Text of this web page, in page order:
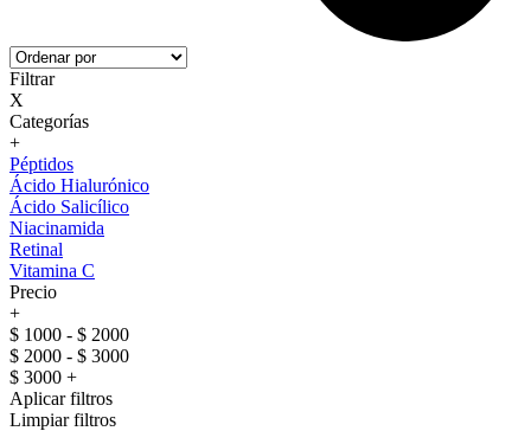
Filtrar
X
Categorías
+
Péptidos
Ácido Hialurónico
Ácido Salicílico
Niacinamida
Retinal
Vitamina C
Precio
+
$ 1000 - $ 2000
$ 2000 - $ 3000
$ 3000 +
Aplicar filtros
Limpiar filtros